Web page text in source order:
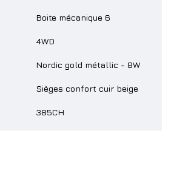
Boite mécanique 6
4WD
Nordic gold métallic - 8W
Sièges confort cuir beige
385CH